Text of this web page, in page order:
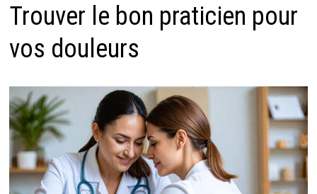
Trouver le bon praticien pour
vos douleurs